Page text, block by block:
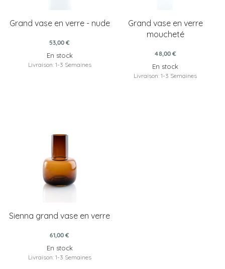
Grand vase en verre - nude
53,00 €
En stock
Livraison: 1-3 Semaines
Grand vase en verre
moucheté
48,00 €
En stock
Livraison: 1-3 Semaines
Sienna grand vase en verre
61,00 €
En stock
Livraison: 1-3 Semaines